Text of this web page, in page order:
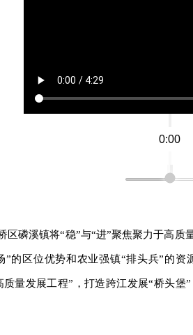
0:00
区磷溪镇将“稳”与“进”聚焦聚力于高
”的区位优势和农业强镇“排头兵”的
质量发展工程”，打造跨江发展“桥头